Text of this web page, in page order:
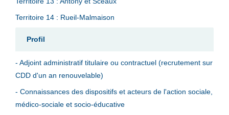
Territoire 14 : Rueil-Malmaison
Profil
- Adjoint administratif titulaire ou contractuel (recrutement sur
CDD d'un an renouvelable)
- Connaissances des dispositifs et acteurs de l'action sociale,
médico-sociale et socio-éducative